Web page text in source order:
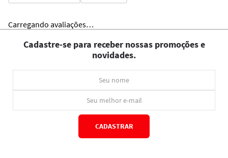
Carregando avaliações…
Cadastre-se para receber nossas promoções e
novidades.
CADASTRAR